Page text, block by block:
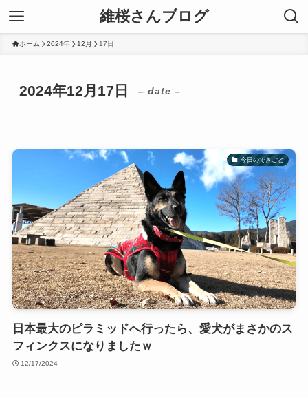
維桜さんブログ
ホーム 2024年 12月 17日
2024年12月17日 – date –
今日のできごと
日本最大のピラミッドへ行ったら、愛犬がまさかのス
フィンクスになりましたｗ
12/17/2024